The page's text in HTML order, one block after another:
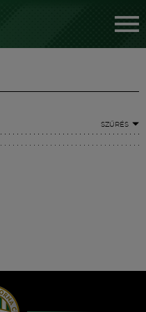
SZŰRÉS